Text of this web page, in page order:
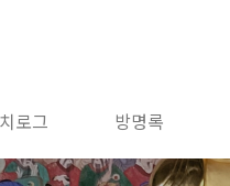
로그 방명록